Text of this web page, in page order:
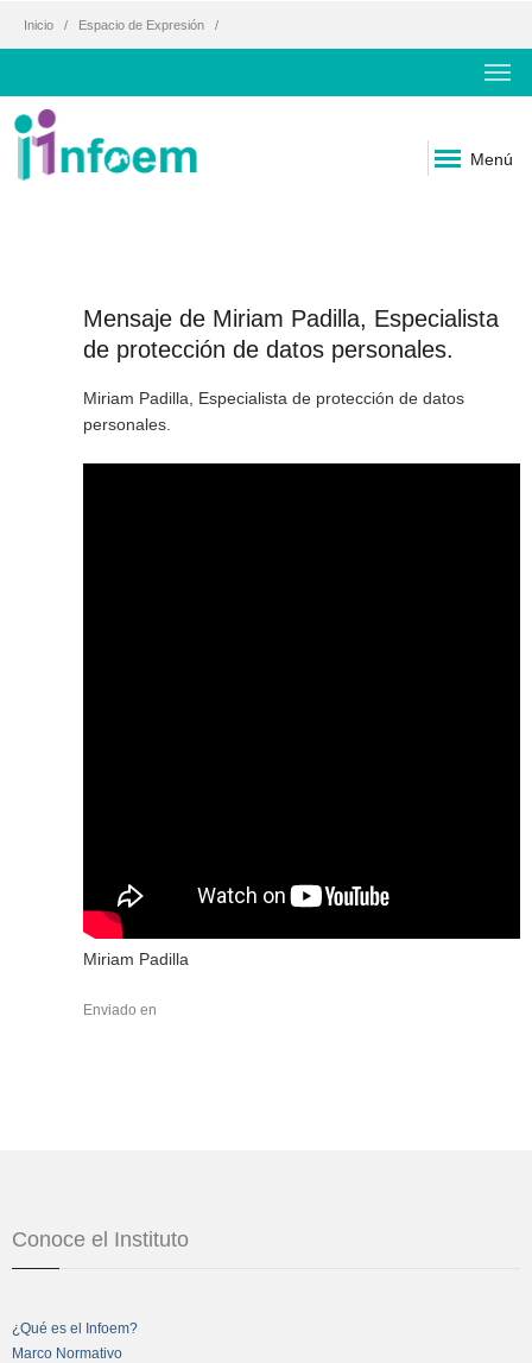
Inicio Espacio de Expresión
Menú
Mensaje de Miriam Padilla, Especialista
de protección de datos personales.
Miriam Padilla, Especialista de protección de datos
personales.
Miriam Padilla
Enviado en
Conoce el Instituto
¿Qué es el Infoem?
Marco Normativo